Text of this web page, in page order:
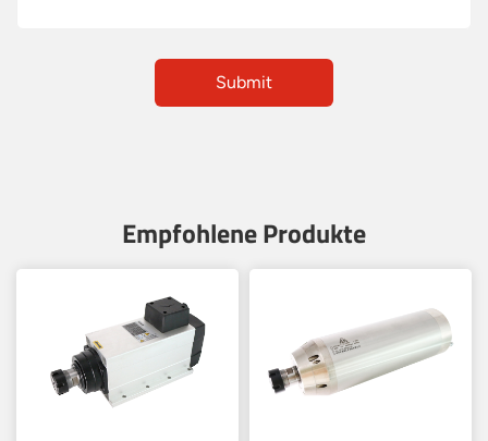
Empfohlene Produkte